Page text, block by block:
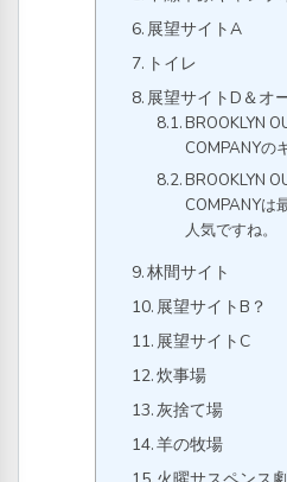
展望サイトA
トイレ
展望サイトD＆オ
BROOKLYN
COMPANYの
BROOKLYN
COMPANYは
人気ですね。
林間サイト
展望サイトB？
展望サイトC
炊事場
灰捨て場
羊の牧場